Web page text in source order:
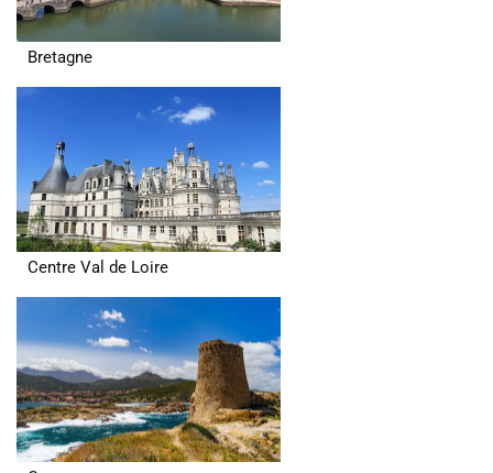
Bretagne
Centre Val de Loire